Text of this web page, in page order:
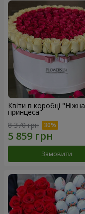
Квіти в коробці "Ніжна
принцеса"
8 370 грн
Замовити